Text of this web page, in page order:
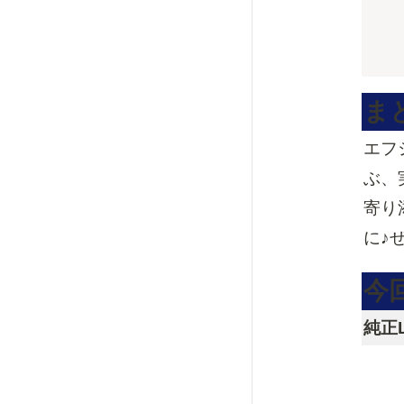
ま
エフ
ぶ、
寄り
に♪
今
純正